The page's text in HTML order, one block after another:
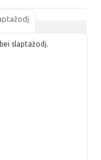
slaptažodį.